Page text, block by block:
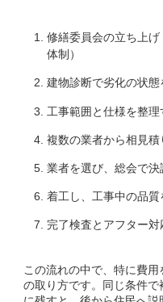
修繕委員会の立ち上
体制）
建物診断で劣化の状態
工事範囲と仕様を整理
複数の業者から相見積
業者を選び、総会で決
着工し、工事中の品質
完了検査とアフター対
この流れの中で、特に費
の取り方です。同じ条件